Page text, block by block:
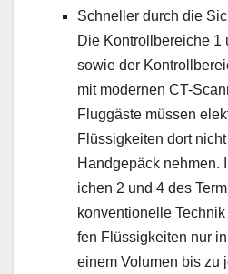
Schneller durch die
Die Kon­troll­bere­iche 1
sowie der
mit mod­er­nen CT-
Flug­gäste müssen
Flüs­sigkeit­en dort
Handgepäck nehmen.
ichen 2 und 4 des
kon­ven­tionelle
fen Flüs­sigkeit­en nur
einem Vol­u­men bis zu